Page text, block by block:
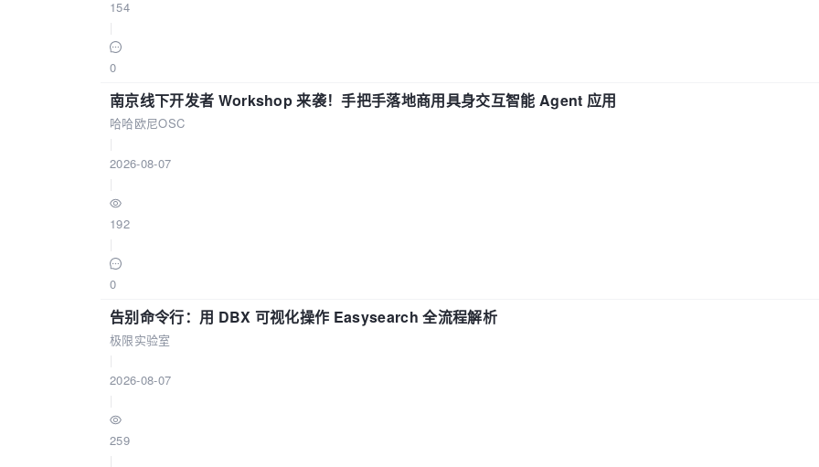
154
0
南京线下开发者 Workshop 来袭！手把手落地商用具身交互智能 Agent 应用
哈哈欧尼OSC
2026-08-07
192
0
告别命令行：用 DBX 可视化操作 Easysearch 全流程解析
极限实验室
2026-08-07
259